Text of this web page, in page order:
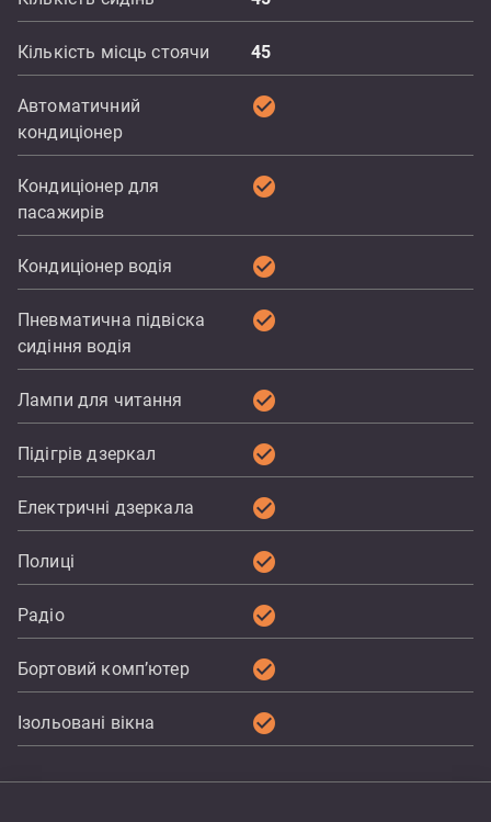
Кількість місць стоячи 45
Автоматичний
кондиціонер
check_circle
Кондиціонер для
пасажирів
check_circle
Кондиціонер водія check_circle
Пневматична підвіска
сидіння водія
check_circle
Лампи для читання check_circle
Підігрів дзеркал check_circle
Електричні дзеркала check_circle
Полиці check_circle
Радіо check_circle
Бортовий комп’ютер check_circle
Ізольовані вікна check_circle